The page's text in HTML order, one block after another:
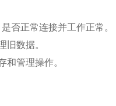
正常连接并工作正常。
数据。
管理操作。